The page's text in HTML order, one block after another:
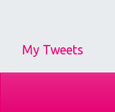
My Tweets